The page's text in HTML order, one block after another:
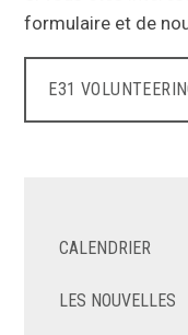
formulaire et de
E31
CALENDRIER
LES NOUVELLES